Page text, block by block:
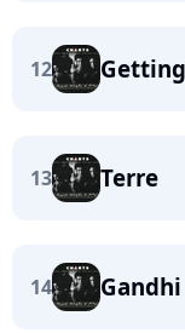
12
13 Terre
14 Gandhi